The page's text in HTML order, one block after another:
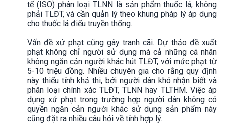
tế (ISO) phân loại TLNN là sản phẩm thuốc lá, không
phải TLĐT, và cần quản lý theo khung pháp lý áp dụng
cho thuốc lá điếu truyền thống.
Vấn đề xử phạt cũng gây tranh cãi. Dự thảo đề xuất
phạt không chỉ người sử dụng mà cả những cá nhân
không ngăn cản người khác hút TLĐT, với mức phạt từ
5-10 triệu đồng. Nhiều chuyên gia cho rằng quy định
này thiếu tính khả thi, bởi người dân khó nhận biết và
phân loại chính xác TLĐT, TLNN hay TLTHM. Việc áp
dụng xử phạt trong trường hợp người dân không có
quyền ngăn cản người khác sử dụng sản phẩm này
cũng đặt ra nhiều câu hỏi về tính hợp lý.